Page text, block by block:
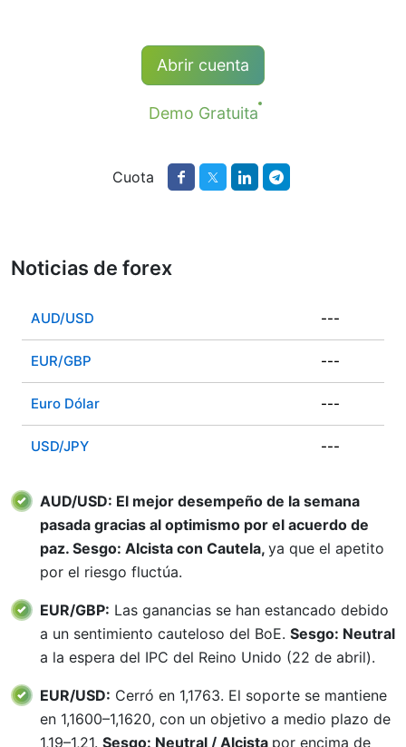
Abrir cuenta
Demo Gratuita
Cuota
Noticias de forex
AUD/USD ---
EUR/GBP ---
Euro Dólar ---
USD/JPY ---
AUD/USD: El mejor desempeño de la semana
pasada gracias al optimismo por el acuerdo de
paz. Sesgo: Alcista con Cautela, ya que el apetito
por el riesgo fluctúa.
EUR/GBP: Las ganancias se han estancado debido
a un sentimiento cauteloso del BoE. Sesgo: Neutral
a la espera del IPC del Reino Unido (22 de abril).
EUR/USD: Cerró en 1,1763. El soporte se mantiene
en 1,1600–1,1620, con un objetivo a medio plazo de
1,19–1,21. Sesgo: Neutral / Alcista por encima de